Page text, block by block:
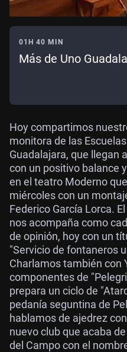
01H 40 MIN
Más de Uno
Hoy compartimos
monitora de las
Guadalajara, que llegan
con un positivo balance
en el teatro Moderno
miércoles con un
Federico García Lorca.
nos acompaña como
de opinión, hoy con un
"Servicio de fontaneros
Charlamos también con
componentes de
prepara un ciclo de
pedanía seguntina de
hablamos de ajedrez
nuevo club que acaba
del Campo con el